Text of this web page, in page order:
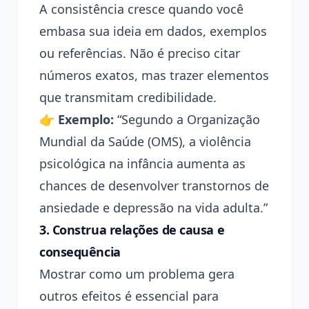
A consistência cresce quando você
embasa sua ideia em dados, exemplos
ou referências. Não é preciso citar
números exatos, mas trazer elementos
que transmitam credibilidade.
👉 Exemplo: “Segundo a Organização
Mundial da Saúde (OMS), a violência
psicológica na infância aumenta as
chances de desenvolver transtornos de
ansiedade e depressão na vida adulta.”
3. Construa relações de causa e
consequência
Mostrar como um problema gera
outros efeitos é essencial para